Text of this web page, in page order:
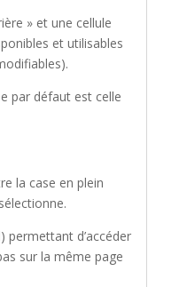
» et une cellule
et utilisables
par défaut est celle
la case en plein
permettant d’accéder
sur la même page